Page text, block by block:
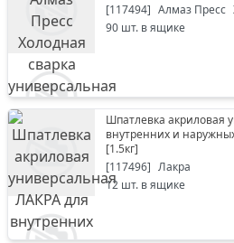
[117494] Алмаз Пресс
90 шт. в ящике
Шпатлевка акриловая
внутренних и
[1.5кг]
[117496] Лакра
12 шт. в ящике